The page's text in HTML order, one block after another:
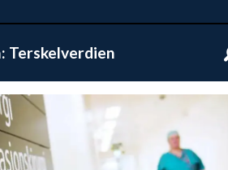
Terskelverdien